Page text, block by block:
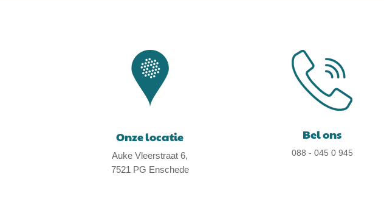
Onze locatie
Auke Vleerstraat 6,
7521 PG Enschede
Bel ons
088 - 045 0 945